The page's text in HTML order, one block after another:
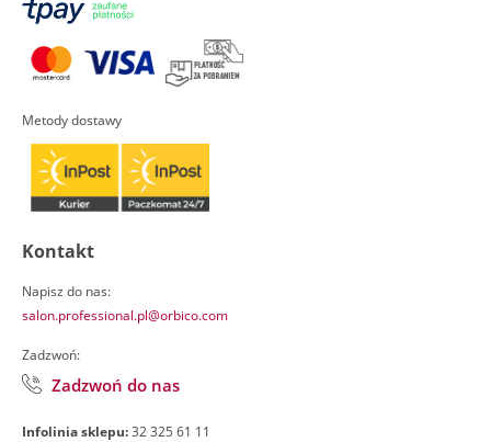
Metody dostawy
Kontakt
Napisz do nas:
salon.professional.pl@orbico.com
Zadzwoń:
Zadzwoń do nas
Infolinia sklepu:32 325 61 11